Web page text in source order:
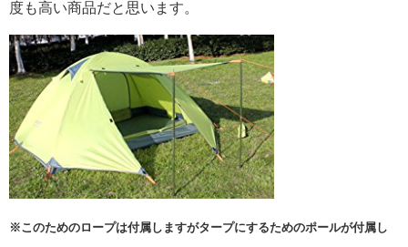
度も高い商品だと思います。
※このためのロープは付属しますがタープにするためのポールが付属し